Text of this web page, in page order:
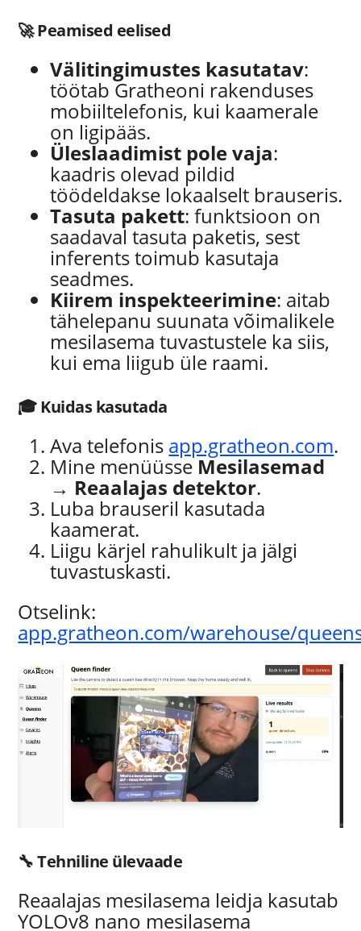
🚀 Peamised eelised
Välitingimustes kasutatav:
töötab Gratheoni rakenduses
mobiiltelefonis, kui kaamerale
on ligipääs.
Üleslaadimist pole vaja:
kaadris olevad pildid
töödeldakse lokaalselt brauseris.
Tasuta pakett: funktsioon on
saadaval tasuta paketis, sest
inferents toimub kasutaja
seadmes.
Kiirem inspekteerimine: aitab
tähelepanu suunata võimalikele
mesilasema tuvastustele ka siis,
kui ema liigub üle raami.
🎓 Kuidas kasutada
Ava telefonis app.gratheon.com.
Mine menüüsseMesilasemad
→ Reaalajas detektor.
Luba brauseril kasutada
kaamerat.
Liigu kärjel rahulikult ja jälgi
tuvastuskasti.
Otselink:
app.gratheon.com/warehouse/
🔧 Tehniline ülevaade
Reaalajas mesilasema leidja kasutab
YOLOv8 nano mesilasema